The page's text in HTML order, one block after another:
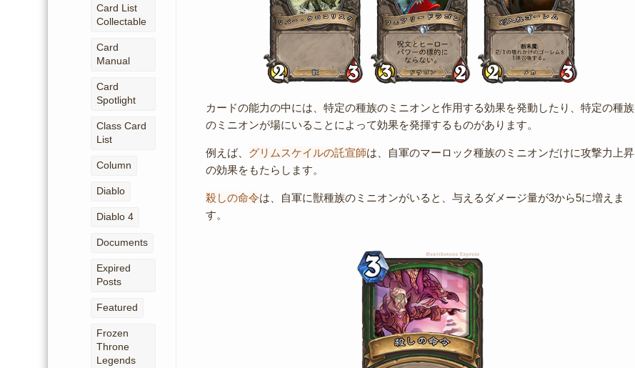
カードの能力の中には、特定の種族のミニオンと作用する効果を発動したり、特定の種族
のミニオンが場にいることによって効果を発揮するものがあります。
例えば、 グリムスケイルの託宣師は、自軍のマーロック種族のミニオンだけに攻撃力上昇
の効果をもたらします。
殺しの命令は、自軍に獣種族のミニオンがいると、与えるダメージ量が3から5に増えま
す。
Card List
Collectable
Card
Manual
Card
Spotlight
Class Card
List
Column
Diablo
Diablo 4
Documents
Expired
Posts
Featured
Frozen
Throne
Legends